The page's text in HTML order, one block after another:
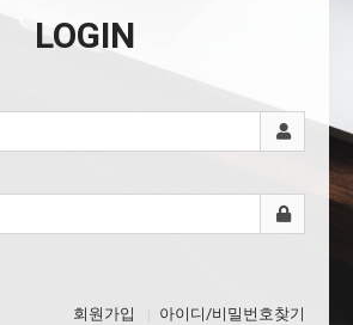
LOGIN
회원가입 아이디/비밀번호찾기